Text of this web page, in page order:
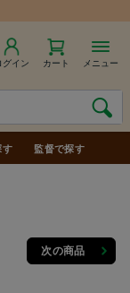
グイン カート メニュー
す 監督で探す
次の商品